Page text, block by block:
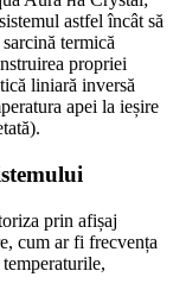
astfel încât să
termică
propriei
liniară inversă
apei la ieșire
prin afișaj
cum ar fi frecvența